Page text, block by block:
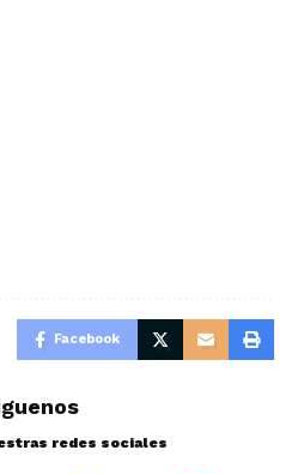
Facebook
redes sociales